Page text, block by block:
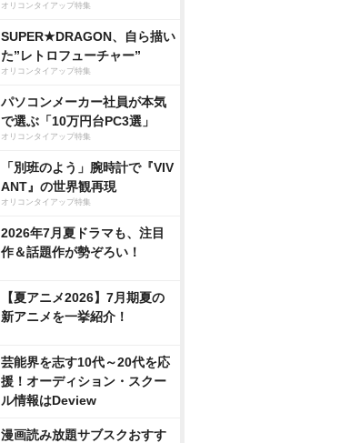
オリコンタイアップ特集
SUPER★DRAGON、自ら描い
た”レトロフューチャー”
オリコンタイアップ特集
パソコンメーカー社員が本気
で選ぶ「10万円台PC3選」
オリコンタイアップ特集
「別班のよう」腕時計で『VIV
ANT』の世界観再現
オリコンタイアップ特集
2026年7月夏ドラマも、注目
作＆話題作が勢ぞろい！
【夏アニメ2026】7月期夏の
新アニメを一挙紹介！
芸能界を志す10代～20代を応
援！オーディション・スクー
ル情報はDeview
漫画読み放題サブスクおすす